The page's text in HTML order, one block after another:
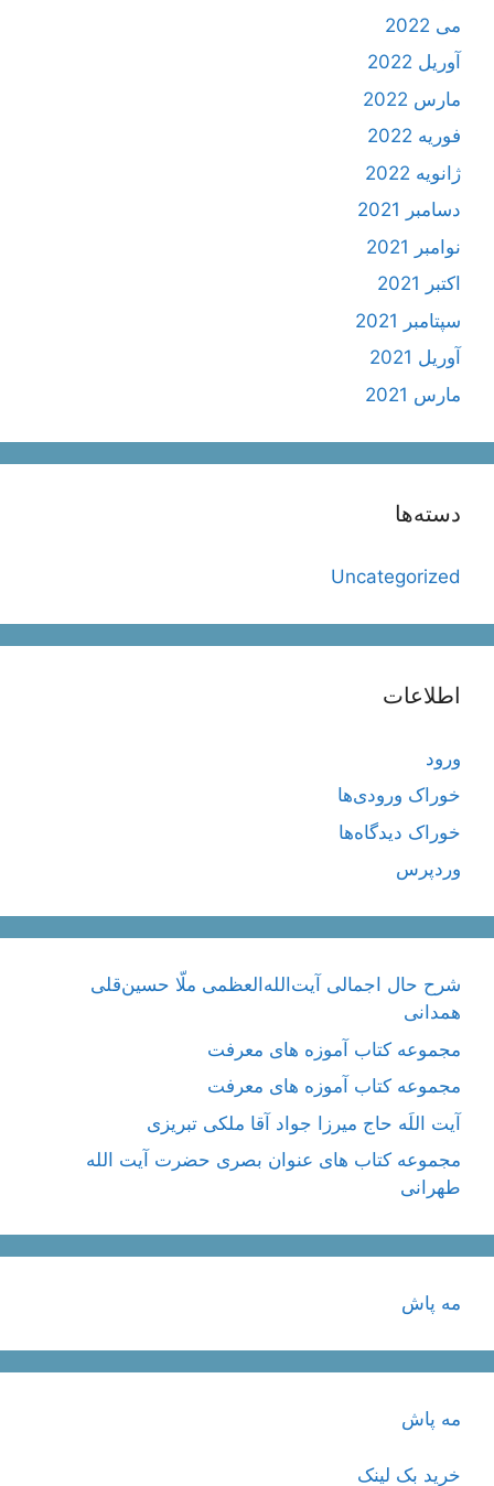
می 2022
آوریل 2022
مارس 2022
فوریه 2022
ژانویه 2022
دسامبر 2021
نوامبر 2021
اکتبر 2021
سپتامبر 2021
آوریل 2021
مارس 2021
دسته‌ها
Uncategorized
اطلاعات
ورود
خوراک ورودی‌ها
خوراک دیدگاه‌ها
وردپرس
شرح حال اجمالی آیت‌الله‌العظمی ملّا حسین‌قلی
همدانی
مجموعه کتاب آموزه های معرفت
مجموعه کتاب آموزه های معرفت
آیت اللَه حاج میرزا جواد آقا ملکی تبریزی
مجموعه کتاب های عنوان بصری حضرت آیت الله
طهرانی
مه پاش
مه پاش
خرید بک لینک